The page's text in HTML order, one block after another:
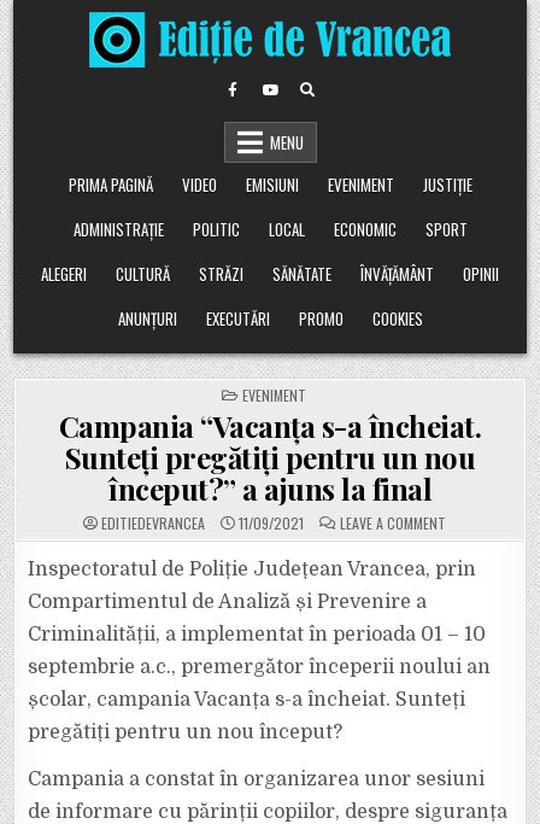
Skip
to
content
MENU
PRIMA PAGINĂ
VIDEO EMISIUNI EVENIMENT
JUSTIȚIE
ADMINISTRAȚIE
POLITIC LOCAL ECONOMIC
SPORT
ALEGERI
CULTURĂ STRĂZI SĂNĂTATE ÎNVĂȚĂMÂNT
OPINII
ANUNȚURI
EXECUTĂRI PROMO COOKIES
POSTED
IN
EVENIMENT
Campania “Vacanța s-a încheiat.
Sunteți pregătiți pentru un nou
început?” a ajuns la final
EDITIEDEVRANCEA 11/09/2021 LEAVE A COMMENTON
CAMPANIA
S-
A
PREGĂTIȚI
PENTRU
NOU
A
AJUNS
Inspectoratul de Poliție Județean Vrancea, prin
Compartimentul de Analiză și Prevenire a
Criminalității, a implementat în perioada 01 – 10
septembrie a.c., premergător începerii noului an
școlar, campania Vacanța s-a încheiat. Sunteți
pregătiți pentru un nou început?
Campania a constat în organizarea unor sesiuni
de informare cu părinții copiilor, despre siguranța